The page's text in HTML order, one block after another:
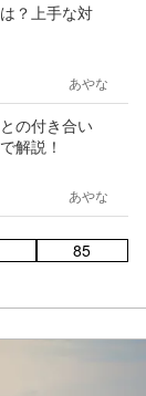
？上手な対
あやな
の付き合い
解説！
あやな
85